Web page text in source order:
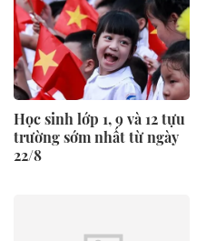
Học sinh lớp 1, 9 và 12 tựu
trường sớm nhất từ ngày
22/8